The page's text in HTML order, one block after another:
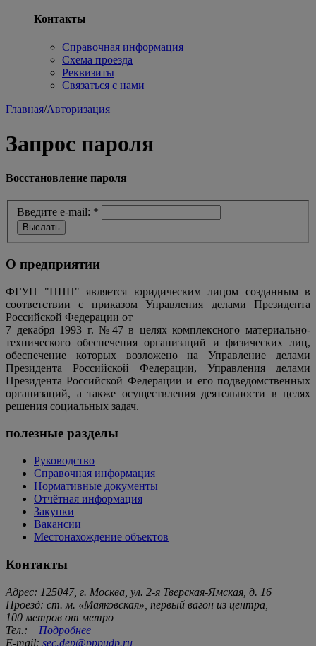
Контакты
Справочная информация
Схема проезда
Реквизиты
Связаться с нами
Главная/Авторизация
Запрос пароля
Восстановление пароля
Введите e-mail: *
О предприятии
ФГУП "ППП" является юридическим лицом созданным в
соответствии с приказом Управления делами Президента
Российской Федерации от
7 декабря 1993 г. №47 в целях комплексного материально-
технического обеспечения организаций и физических лиц,
обеспечение которых возложено на Управление делами
Президента Российской Федерации, Управления делами
Президента Российской Федерации и его подведомственных
организаций, а также осуществления деятельности в целях
решения социальных задач.
полезные разделы
Руководство
Справочная информация
Нормативные документы
Отчётная информация
Закупки
Вакансии
Местонахождение объектов
Контакты
Адрес: 125047, г. Москва, ул. 2-я Тверская-Ямская, д. 16
Проезд: ст. м. «Маяковская», первый вагон из центра,
100 метров от метро
Тел.:
Подробнее
E-mail: sec.dep@pppudp.ru